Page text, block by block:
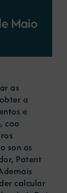
Maio
as
a
e
coa
son as
Patent
calcular